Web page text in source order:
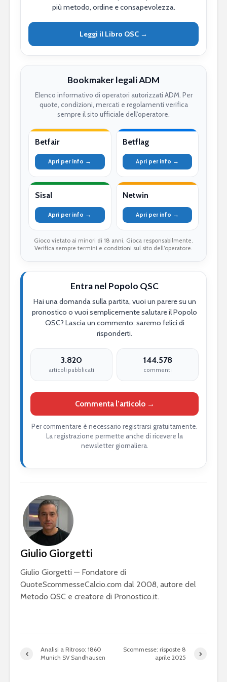
più metodo, ordine e consapevolezza.
Leggi il Libro QSC →
Bookmaker legali ADM
Elenco informativo di operatori autorizzati ADM. Per
quote, condizioni, mercati e regolamenti verifica
sempre il sito ufficiale dell’operatore.
Betfair
Apri per info →
Betflag
Apri per info →
Sisal
Apri per info →
Netwin
Apri per info →
Gioco vietato ai minori di 18 anni. Gioca responsabilmente.
Verifica sempre termini e condizioni sul sito dell’operatore.
Entra nel Popolo QSC
Hai una domanda sulla partita, vuoi un parere su un
pronostico o vuoi semplicemente salutare il Popolo
QSC? Lascia un commento: saremo felici di
risponderti.
3.820
articoli pubblicati
144.578
commenti
Commenta l’articolo →
Per commentare è necessario registrarsi gratuitamente.
La registrazione permette anche di ricevere la
newsletter giornaliera.
Giulio Giorgetti
Giulio Giorgetti — Fondatore di
QuoteScommesseCalcio.com dal 2008, autore del
Metodo QSC e creatore di Pronostico.it.
Analisi a Ritroso: 1860
Munich SV Sandhausen
Scommesse: risposte 8
aprile 2025